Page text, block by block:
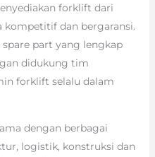
forklift dari
kompetitif dan bergaransi.
part yang lengkap
didukung tim
forklift selalu dalam
dengan berbagai
logistik, konstruksi dan